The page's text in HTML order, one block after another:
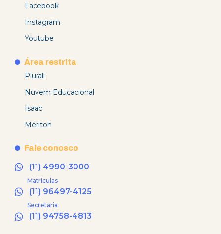
Facebook
Instagram
Youtube
Área restrita
Plurall
Nuvem Educacional
Isaac
Méritoh
Fale conosco
(11) 4990-3000
Matrículas
(11) 96497-4125
Secretaria
(11) 94758-4813